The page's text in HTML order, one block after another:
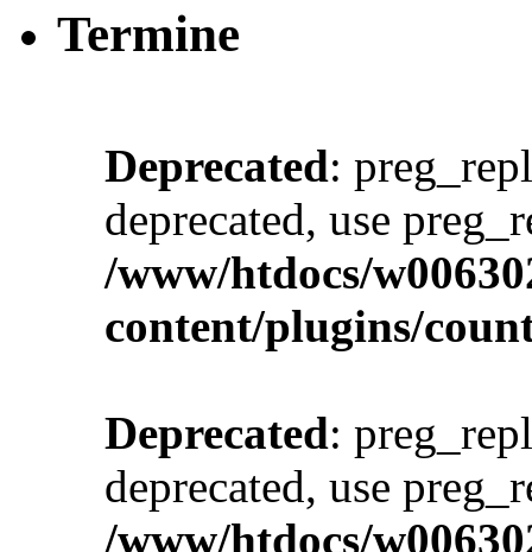
Termine
Deprecated:
deprecated, use
/www/htdocs/
content/plugins/
Deprecated:
deprecated, use
/www/htdocs/